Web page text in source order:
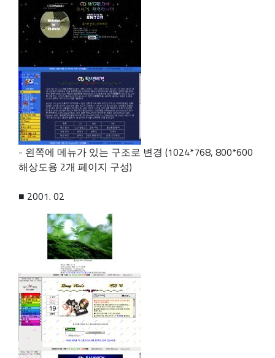
- 왼쪽에 메뉴가 있는 구조로 변경 (1024*768, 800*600
해상도용 2개 페이지 구성)
■ 2001. 02